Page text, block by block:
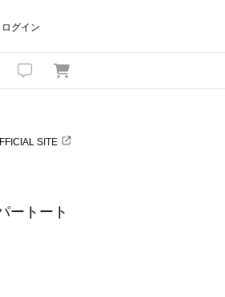
ログイン
SITE
ートート